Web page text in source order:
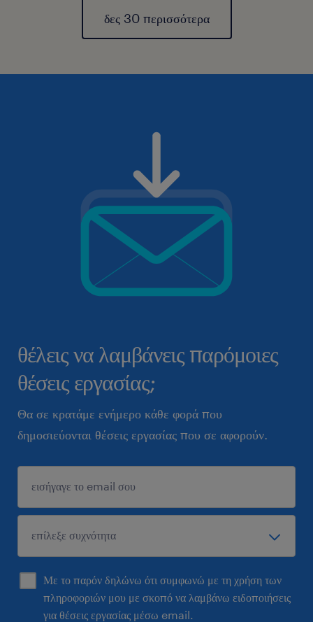
δες 30 περισσότερα
θέλεις να λαμβάνεις παρόμοιες
θέσεις εργασίας;
Θα σε κρατάμε ενήμερο κάθε φορά που
δημοσιεύονται θέσεις εργασίας που σε αφορούν.
Με το παρόν δηλώνω ότι συμφωνώ με τη χρήση των
πληροφοριών μου με σκοπό να λαμβάνω ειδοποιήσεις
για θέσεις εργασίας μέσω email.